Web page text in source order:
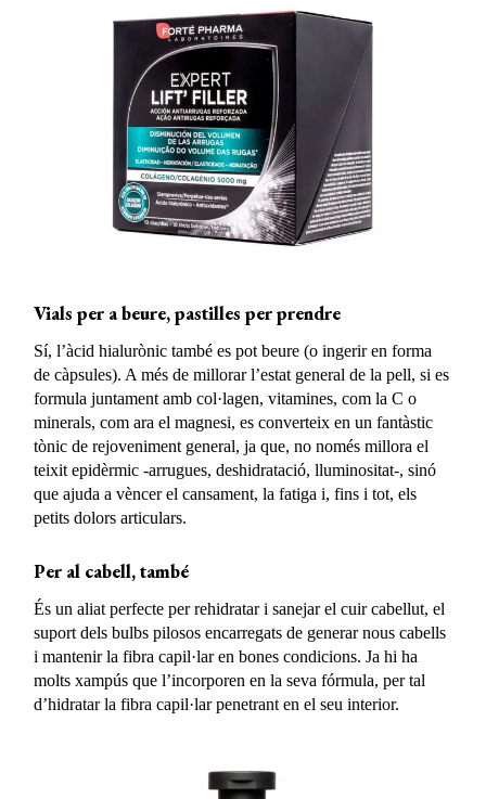
Vials per a beure, pastilles per prendre
Sí, l’àcid hialurònic també es pot beure (o ingerir en forma
de càpsules). A més de millorar l’estat general de la pell, si es
formula juntament amb col·lagen, vitamines, com la C o
minerals, com ara el magnesi, es converteix en un fantàstic
tònic de rejoveniment general, ja que, no només millora el
teixit epidèrmic -arrugues, deshidratació, lluminositat-, sinó
que ajuda a vèncer el cansament, la fatiga i, fins i tot, els
petits dolors articulars.
Per al cabell, també
És un aliat perfecte per rehidratar i sanejar el cuir cabellut, el
suport dels bulbs pilosos encarregats de generar nous cabells
i mantenir la fibra capil·lar en bones condicions. Ja hi ha
molts xampús que l’incorporen en la seva fórmula, per tal
d’hidratar la fibra capil·lar penetrant en el seu interior.